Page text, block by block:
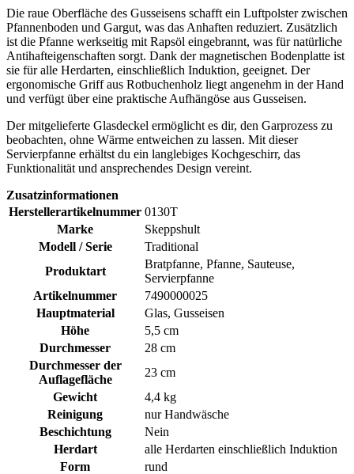
Die raue Oberfläche des Gusseisens schafft ein Luftpolster zwischen
Pfannenboden und Gargut, was das Anhaften reduziert. Zusätzlich
ist die Pfanne werkseitig mit Rapsöl eingebrannt, was für natürliche
Antihafteigenschaften sorgt. Dank der magnetischen Bodenplatte ist
sie für alle Herdarten, einschließlich Induktion, geeignet. Der
ergonomische Griff aus Rotbuchenholz liegt angenehm in der Hand
und verfügt über eine praktische Aufhängöse aus Gusseisen.
Der mitgelieferte Glasdeckel ermöglicht es dir, den Garprozess zu
beobachten, ohne Wärme entweichen zu lassen. Mit dieser
Servierpfanne erhältst du ein langlebiges Kochgeschirr, das
Funktionalität und ansprechendes Design vereint.
Zusatzinformationen
Herstellerartikelnummer 0130T
Marke
Skeppshult
Modell / Serie
Traditional
Produktart
Bratpfanne, Pfanne, Sauteuse,
Servierpfanne
Artikelnummer
7490000025
Hauptmaterial
Glas, Gusseisen
Höhe
5,5 cm
Durchmesser
28 cm
Durchmesser der
Auflagefläche
23 cm
Gewicht
4,4 kg
Reinigung
nur Handwäsche
Beschichtung
Nein
Herdart
alle Herdarten einschließlich Induktion
Form
rund